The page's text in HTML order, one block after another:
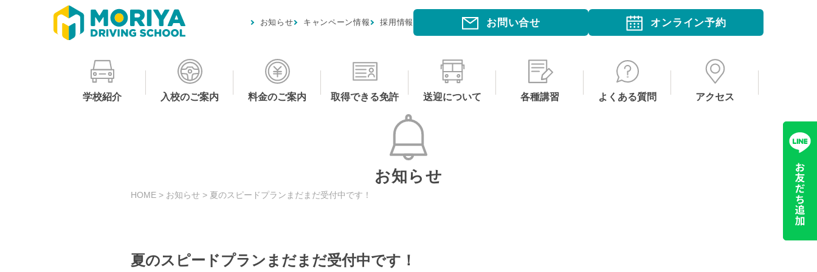
お知らせ キャンペーン情報 採用情報 お問い合せ オンライン予約
学校紹介 入校のご案内 料金のご案内 取得できる免許 送迎について 各種講習 よくある質問 アクセス
お知らせ
HOME > お知らせ > 夏のスピードプランまだまだ受付中です！
夏のスピードプランまだまだ受付中です！